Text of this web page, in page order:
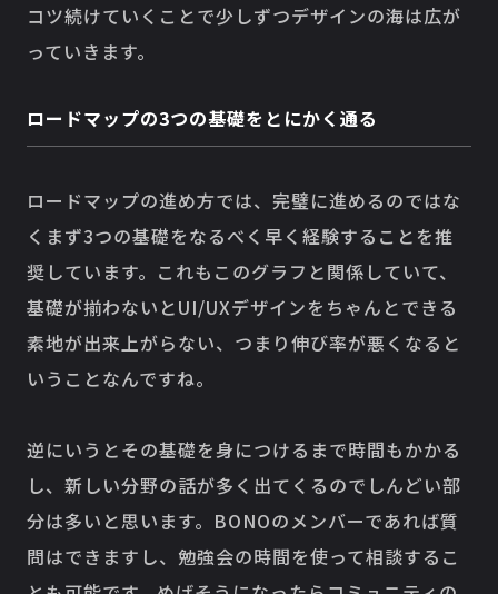
コツ続けていくことで少しずつデザインの海は広が
っていきます。
ロードマップの3つの基礎をとにかく通る
ロードマップの進め方では、完璧に進めるのではな
くまず3つの基礎をなるべく早く経験することを推
奨しています。これもこのグラフと関係していて、
基礎が揃わないとUI/UXデザインをちゃんとできる
素地が出来上がらない、つまり伸び率が悪くなると
いうことなんですね。
逆にいうとその基礎を身につけるまで時間もかかる
し、新しい分野の話が多く出てくるのでしんどい部
分は多いと思います。BONOのメンバーであれば質
問はできますし、勉強会の時間を使って相談するこ